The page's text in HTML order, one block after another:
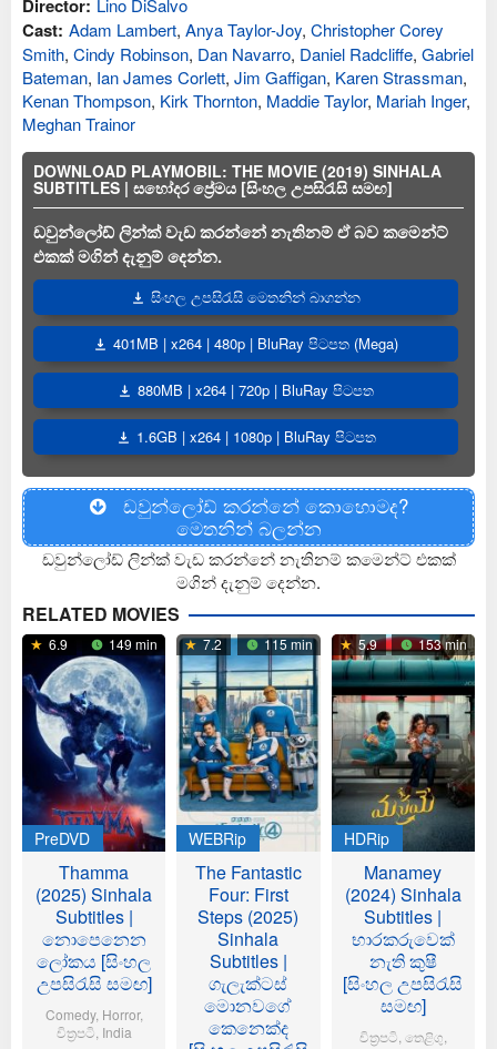
Director: Lino DiSalvo
Cast: Adam Lambert, Anya Taylor-Joy, Christopher Corey
Smith, Cindy Robinson, Dan Navarro, Daniel Radcliffe, Gabriel
Bateman, Ian James Corlett, Jim Gaffigan, Karen Strassman,
Kenan Thompson, Kirk Thornton, Maddie Taylor, Mariah Inger,
Meghan Trainor
DOWNLOAD PLAYMOBIL: THE MOVIE (2019) SINHALA
SUBTITLES | සහෝදර ප්‍රේමය [සිංහල උපසිරැසි සමඟ]
ඩවුන්ලෝඩ් ලින්ක් වැඩ කරන්නේ නැතිනම් ඒ බව කමෙන්ට්
එකක් මගින් දැනුම් දෙන්න.
සිංහල උපසිරැසි මෙතනින් බාගන්න
401MB | x264 | 480p | BluRay පිටපත (Mega)
880MB | x264 | 720p | BluRay පිටපත
1.6GB | x264 | 1080p | BluRay පිටපත
ඩවුන්ලෝඩ් කරන්නේ කොහොමද?
මෙතනින් බලන්න
ඩවුන්ලෝඩ් ලින්ක් වැඩ කරන්නේ නැතිනම් කමෙන්ට් එකක්
මගින් දැනුම් දෙන්න.
RELATED MOVIES
6.9 149 min
PreDVD
Thamma
(2025) Sinhala
Subtitles |
නොපෙනෙන
ලෝකය [සිංහල
උපසිරැසි සමඟ]
Comedy, Horror,
චිත්‍රපටි India
7.2 115 min
WEBRip
The Fantastic
Four: First
Steps (2025)
Sinhala
Subtitles |
ගැලැක්ටස්
මොනවගේ
කෙනෙක්ද
5.9 153 min
HDRip
Manamey
(2024) Sinhala
Subtitles |
භාරකරුවෙක්
නැති කුෂී
[සිංහල උපසිරැසි
සමඟ]
චිත්‍රපටි තෙළිගු